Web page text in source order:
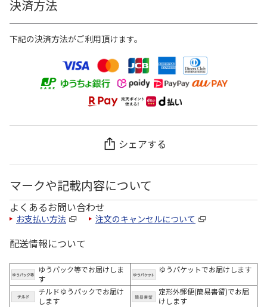
決済方法
下記の決済方法がご利用頂けます。
シェアする
マークや記載内容について
よくあるお問い合わせ
お支払い方法 注文のキャンセルについて
配送情報について
ゆうパック等でお届けしま
す
ゆうパケットでお届けします
チルドゆうパックでお届け
します
定形外郵便(簡易書留)でお届
けします